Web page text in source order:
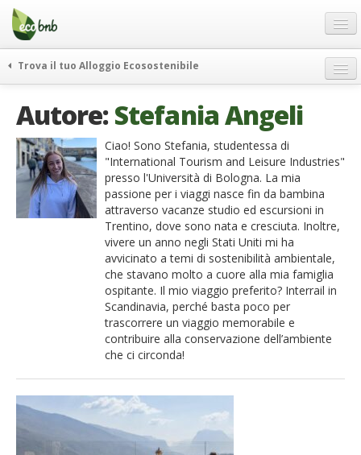
Menu
Salta
contenuto
Offerte Speciali
Regali
FAQ
Chi Siamo
Partner
French
Italiano
Trova il tuo Alloggio Ecosostenibile
itinerari
curiosità
vivere e viaggiare verde
news ed eventi
ecohotel
rassegna stampa
Autore:Stefania Angeli
Ciao! Sono Stefania, studentessa di
"International Tourism and Leisure Industries"
presso l'Università di Bologna. La mia
passione per i viaggi nasce fin da bambina
attraverso vacanze studio ed escursioni in
Trentino, dove sono nata e cresciuta. Inoltre,
vivere un anno negli Stati Uniti mi ha
avvicinato a temi di sostenibilità ambientale,
che stavano molto a cuore alla mia famiglia
ospitante. Il mio viaggio preferito? Interrail in
Scandinavia, perché basta poco per
trascorrere un viaggio memorabile e
contribuire alla conservazione dell’ambiente
che ci circonda!